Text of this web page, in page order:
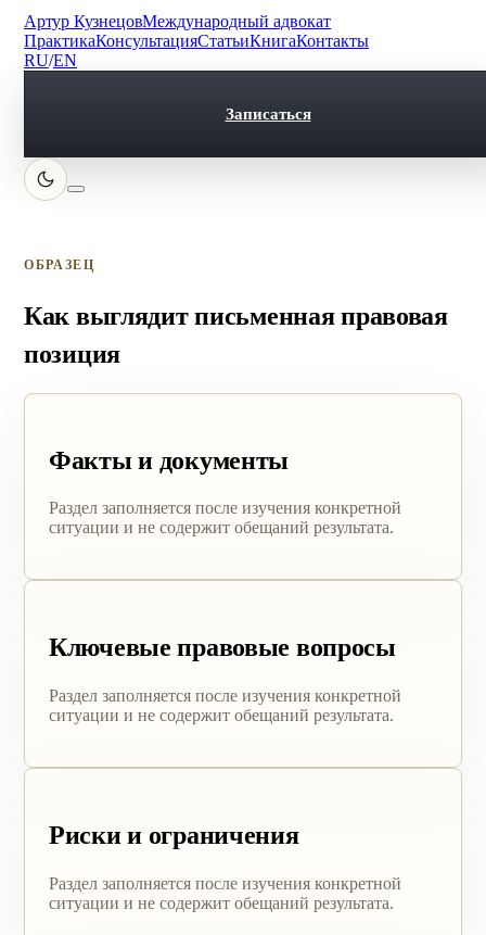
Артур КузнецовМеждународный адвокат
ПрактикаКонсультацияСтатьиКнигаКонтакты
RU/EN
Записаться
ОБРАЗЕЦ
Как выглядит письменная правовая
позиция
Факты и документы
Раздел заполняется после изучения конкретной
ситуации и не содержит обещаний результата.
Ключевые правовые вопросы
Раздел заполняется после изучения конкретной
ситуации и не содержит обещаний результата.
Риски и ограничения
Раздел заполняется после изучения конкретной
ситуации и не содержит обещаний результата.